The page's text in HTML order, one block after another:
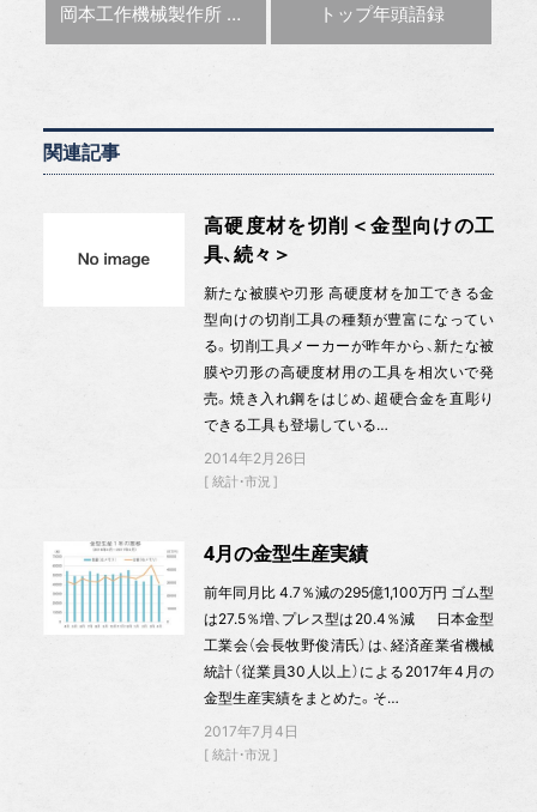
前の記事 :
岡本工作機械製作所 ウェブショールームを開設 次の記事 :
トップ年頭語録
関連記事
高硬度材を切削＜金型向けの工
具、続々＞
新たな被膜や刃形 高硬度材を加工できる金
型向けの切削工具の種類が豊富になってい
る。切削工具メーカーが昨年から、新たな被
膜や刃形の高硬度材用の工具を相次いで発
売。焼き入れ鋼をはじめ、超硬合金を直彫り
できる工具も登場している…
2014年2月26日
統計・市況
4月の金型生産実績
前年同月比 4.7％減の295億1,100万円 ゴム型
は27.5％増、プレス型は20.4％減 日本金型
工業会（会長牧野俊清氏）は、経済産業省機械
統計（従業員30人以上）による2017年4月の
金型生産実績をまとめた。そ…
2017年7月4日
統計・市況